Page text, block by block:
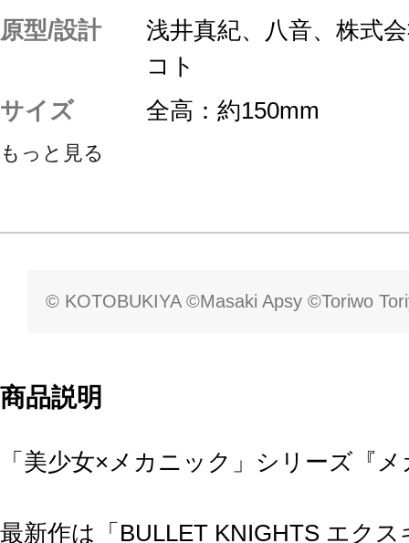
原型/設計
浅井真紀、八音、株式
コト
サイズ
全高：約150mm
もっと見る
© KOTOBUKIYA ©Masaki Apsy ©Toriwo
商品説明
「美少女×メカニック」シリーズ『
最新作は「BULLET KNIGHTS エク